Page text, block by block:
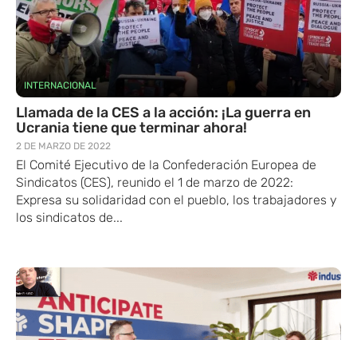
INTERNACIONAL
Llamada de la CES a la acción: ¡La guerra en
Ucrania tiene que terminar ahora!
2 DE MARZO DE 2022
El Comité Ejecutivo de la Confederación Europea de
Sindicatos (CES), reunido el 1 de marzo de 2022:
Expresa su solidaridad con el pueblo, los trabajadores y
los sindicatos de...